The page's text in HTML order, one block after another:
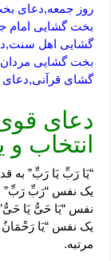
روز جمعه,دعای
بخت گشایی امام
گشایی اهل
بخت گشایی
گشای
دعای
انتخاب
“یَا رَبِّ یَا رَبِّ” به
یک نفس “رَبِّ رَبِّ”
نفس “یَا حَیُّ یَا حَیُّ”
یک نفس “یَا رَحْمَانُ
مرتبه.